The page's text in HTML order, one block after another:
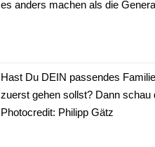
es anders machen als die
Hast Du DEIN passendes
zuerst gehen sollst? Dann schau
Photocredit: Philipp Gätz